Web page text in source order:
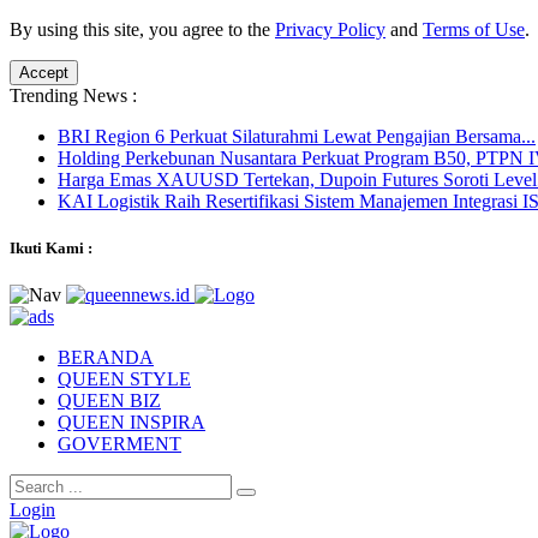
By using this site, you agree to the Privacy Policy and Terms of Use.
Accept
Trending News :
BRI Region 6 Perkuat Silaturahmi Lewat Pengajian Bersama...
Holding Perkebunan Nusantara Perkuat Program B50, PTPN
Harga Emas XAUUSD Tertekan, Dupoin Futures Soroti
KAI Logistik Raih Resertifikasi Sistem Manajemen Integrasi
Ikuti Kami :
BERANDA
QUEEN STYLE
QUEEN BIZ
QUEEN INSPIRA
GOVERMENT
Login